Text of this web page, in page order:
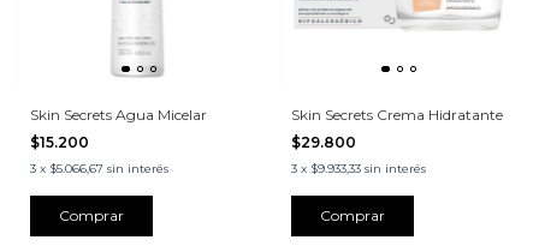
Skin Secrets Agua Micelar
$15.200
3 x $5.066,67 sin interés
Skin Secrets Crema Hidratante
$29.800
3 x $9.933,33 sin interés